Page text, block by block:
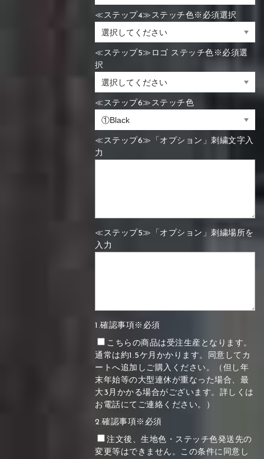
≪ステップ4≫ステッチ色※必須選択
≪ステップ5≫ロゴ ステッチ色※必須選
択
≪ステップ6≫ステッチ色
≪ステップ6≫「オプション」刺繍文字入
力
≪ステップ5≫「オプション」刺繍場所を
入力
1.確認事項※必須
こちらの商品は受注生産となります。
通常は約1.5ケ月かかります。同意してカ
ートへ追加しご購入ください。（但し年
末年始等の大型連休が重なった場合、最
大3月かかる場合がございます。詳しくは
お電話にてご連絡ください。）
2.確認事項※必須
注文後、生地色・ステッチ色発送先の
変更等はできません。この条件に同意し